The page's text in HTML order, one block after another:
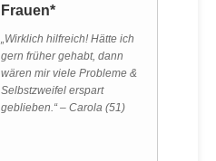
Frauen*
„Wirklich hilfreich! Hätte ich
gern früher gehabt, dann
wären mir viele Probleme &
Selbstzweifel erspart
geblieben.“ – Carola (51)